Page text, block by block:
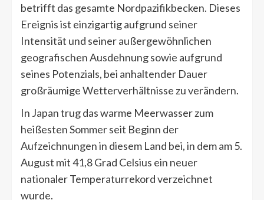
betrifft das gesamte Nordpazifikbecken. Dieses
Ereignis ist einzigartig aufgrund seiner
Intensität und seiner außergewöhnlichen
geografischen Ausdehnung sowie aufgrund
seines Potenzials, bei anhaltender Dauer
großräumige Wetterverhältnisse zu verändern.
In Japan trug das warme Meerwasser zum
heißesten Sommer seit Beginn der
Aufzeichnungen in diesem Land bei, in dem am 5.
August mit 41,8 Grad Celsius ein neuer
nationaler Temperaturrekord verzeichnet
wurde.